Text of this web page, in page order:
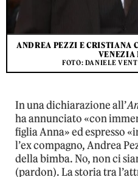
ANDREA PEZZI E CRISTIANA
VENEZIA
FOTO: DANIELE
In una dichiarazione all’
ha annunciato «con
figlia Anna» ed espresso
l’ex compagno, Andrea
della bimba. No, non ci
(pardon). La storia tra